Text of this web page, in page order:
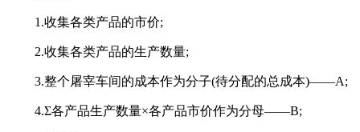
1.收集各类产品的市价;
2.收集各类产品的生产数量;
3.整个屠宰车间的成本作为分子(待分配的总成本)——A;
4.Σ各产品生产数量×各产品市价作为分母——B;